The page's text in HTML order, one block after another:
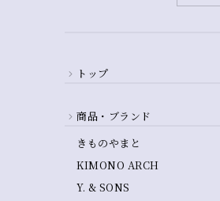
トップ
商品・ブランド
きものやまと
KIMONO ARCH
Y. & SONS